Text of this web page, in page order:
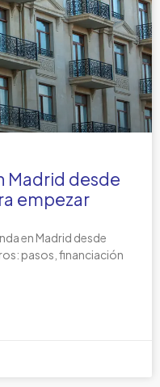
Madrid desde
empezar
en Madrid desde
pasos, financiación